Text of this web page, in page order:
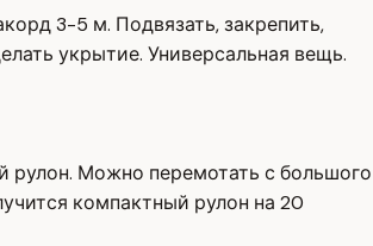
3-5 м. Подвязать, закрепить,
укрытие. Универсальная вещь.
рулон. Можно перемотать с большого
компактный рулон на 20